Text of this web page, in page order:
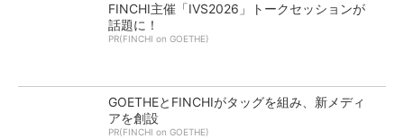
FINCHI主催「IVS2026」トークセッションが
話題に！
PR(FINCHI on GOETHE)
GOETHEとFINCHIがタッグを組み、新メディ
アを創設
PR(FINCHI on GOETHE)